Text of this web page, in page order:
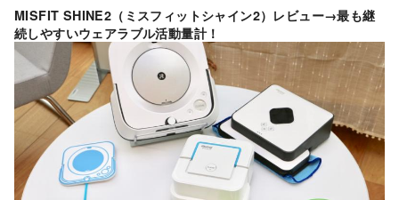
MISFIT SHINE2（ミスフィットシャイン2）レビュー→最も継
続しやすいウェアラブル活動量計！